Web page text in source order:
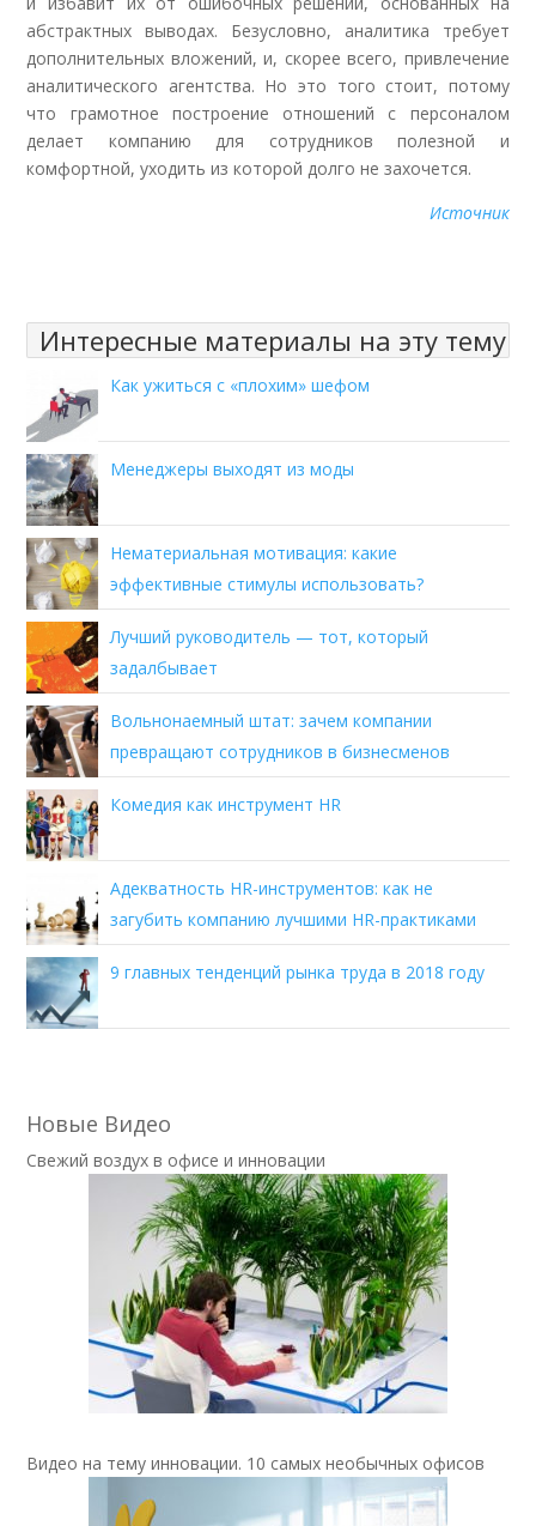
абстрактных выводах. Безусловно, аналитика требует
дополнительных вложений, и, скорее всего, привлечение
аналитического агентства. Но это того стоит, потому
что грамотное построение отношений с персоналом
делает компанию для сотрудников полезной и
комфортной, уходить из которой долго не захочется.
Источник
Интересные материалы на эту тему
Как ужиться с «плохим» шефом
Менеджеры выходят из моды
Нематериальная мотивация: какие
эффективные стимулы использовать?
Лучший руководитель — тот, который
задалбывает
Вольнонаемный штат: зачем компании
превращают сотрудников в бизнесменов
Комедия как инструмент HR
Адекватность HR-инструментов: как не
загубить компанию лучшими HR-практиками
9 главных тенденций рынка труда в 2018 году
Новые Видео
Свежий воздух в офисе и инновации
Видео на тему инновации. 10 самых необычных офисов